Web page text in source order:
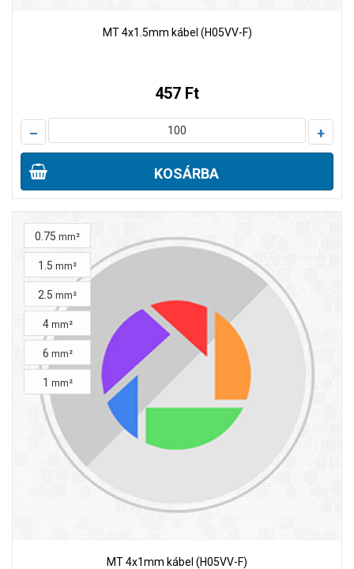
MT 4x1.5mm kábel (H05VV-F)
457 Ft
– +
KOSÁRBA
MT 4x1mm kábel (H05VV-F)
0.75 mm²
1.5 mm²
2.5 mm²
4 mm²
6 mm²
1 mm²